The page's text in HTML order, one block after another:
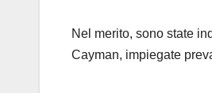
Nel merito, sono state
Cayman, impiegate